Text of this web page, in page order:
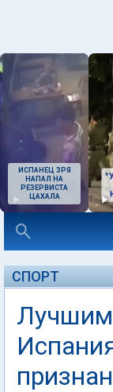
ИСПАНЕЦ ЗРЯ
НАПАЛ НА
РЕЗЕРВИСТА
ЦАХАЛА
СПОРТ
Лучшим